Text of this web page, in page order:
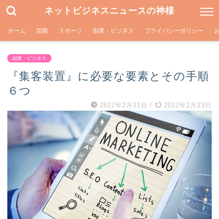
ネットビジネスニュースの神様
ホーム 芸能 スポーツ 副業・ビジネス プライバシーポリシー
副業・ビジネス
『集客装置』に必要な要素とその手順
６つ
2022年2月21日 / 2022年2月23日